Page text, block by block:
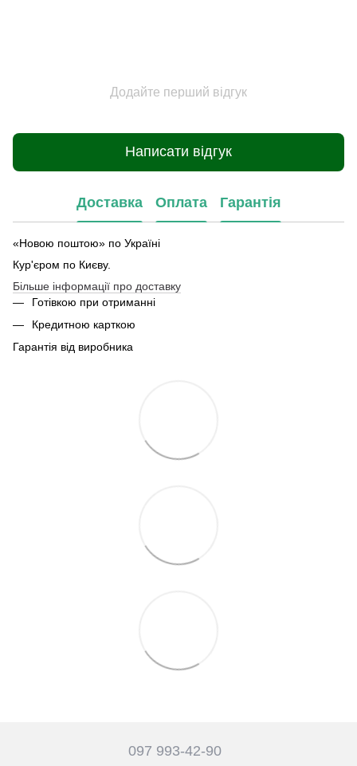
Додайте перший відгук
Написати відгук
Доставка Оплата Гарантія
«Новою поштою» по Україні
Кур'єром по Києву.
Більше інформації про доставку
Готівкою при отриманні
Кредитною карткою
Гарантія від виробника
097 993-42-90